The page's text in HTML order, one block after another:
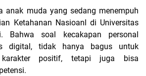
anak muda yang sedang menempuh
Ketahanan Nasioanl di Universitas
Bahwa soal kecakapan personal
digital, tidak hanya bagus untuk
karakter positif, tetapi juga bisa